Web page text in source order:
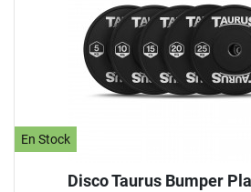
En Stock
Disco Taurus Bumper